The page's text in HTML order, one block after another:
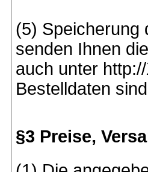
(5) Speicherung
senden Ihnen
auch unter
Bestelldaten
§3 Preise,